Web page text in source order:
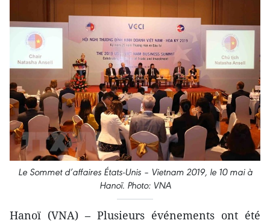
Le Sommet d’affaires États-Unis – Vietnam 2019, le 10 mai à
Hanoï. Photo: VNA
Hanoï (VNA) – Plusieurs événements ont été